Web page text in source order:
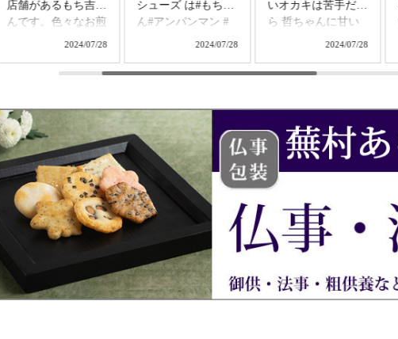
シューズ は#もちろ
ん#アンパンマン #
みんなが#出掛けて#
みひと休み #コーヒ
朝菓子 は#デリフラ
ンス#購入品 #木の
実とメープルのタル
ト #パリパリと#歯
応え最高 #京都#蕪
村菴 さんの #蕪村あ
られ春秋 #あられ#8
種類#楽しめる よー
#購入品 #錫#ネコ箸
置き 7匹と共に ☆お
2024/07/28
いオカキは苦手だか
ら 哲ちゃんに甘い
のと海苔は食べても
は海苔のオカキは川
なさい🙇‍♀️🙏🙇‍♀️🙏 3ペ
ージ目の🔴赤丸だけ
食べて 後は哲ちゃ
んに😜（笑） Nちゃ
んはいつもいつも
私を喜ばせようと一
生懸命考えて買って
来て下さる気持ちが
可愛いし嬉しいです
🙇‍♀️🙇‍♀️ 感謝 うどんも
大好物だから嬉しい
2024/07/28
された俳句が 楽し
い #いただき物 #蕪
村あられ春秋 #青磯
えび名月 #塩名月 #
鳥風月 #あられ #お
かき #おせんべい #
お煎餅 #煎餅 #米菓
#国内産うるち米 #
国内産もち米 #菓子
#京都蕪村庵 #蕪村
庵 busonan_official #
頂き物シリーズ ③
2024/07/28